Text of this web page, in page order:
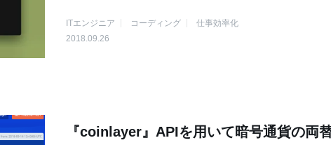
ITエンジニア コーディング
仕事効率化
2018.09.26
『coinlayer』APIを用いて暗号通貨の両